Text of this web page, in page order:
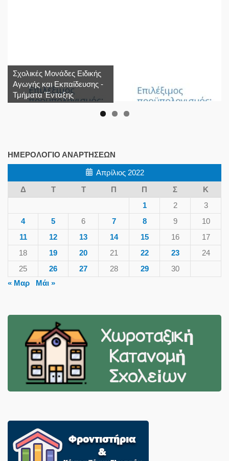
Σχολικές Μονάδες Ειδικής
Αγωγής και Εκπαίδευσης -
Τμήματα Ένταξης
ΗΜΕΡΟΛΌΓΙΟ ΑΝΑΡΤΉΣΕΩΝ
Απρίλιος 2022
Δ
Τ Τ Π Π Σ
Κ
1
2
3
4
5 6 7 8 9
10
11
12 13 14 15 16
17
18
19 20 21 22 23
24
25
26 27 28 29
30
« Μαρ
Μάι »